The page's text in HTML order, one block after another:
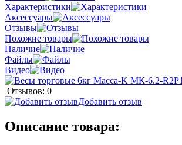
Характеристики
Аксессуары
Отзывы
Похожие товары
Наличие
Файлы
Видео
Отзывов: 0
Добавить отзыв
Описание товара: